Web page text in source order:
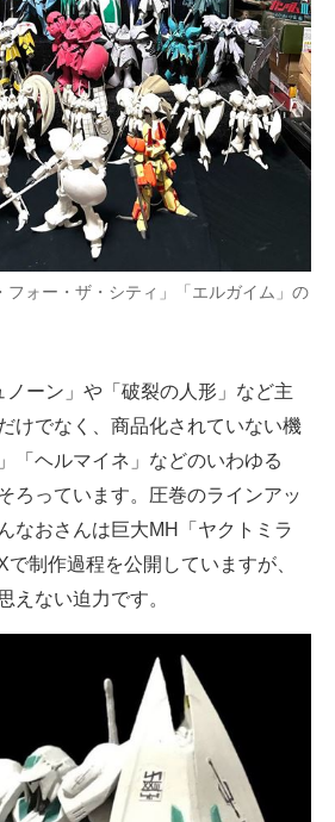
フォー・ザ・シティ」「エルガイム」の
ーン」や「破裂の人形」など主
けでなく、商品化されていない機
「ヘルマイネ」などのいわゆる
ろっています。圧巻のラインアッ
おさんは巨大MH「ヤクトミラ
制作過程を公開していますが、
えない迫力です。